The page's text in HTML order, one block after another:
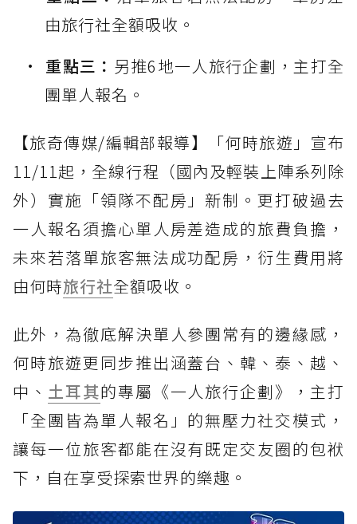
由旅行社全額吸收。
重點三： 另推6地一人旅行企劃，主打全
團單人報名。
【旅奇傳媒/編輯部報導】「何時旅遊」宣布
11/11起，全線行程（國內及輕裝上陣系列除
外）實施「領隊不配房」新制。更打破過去
一人報名須擔心單人房差造成的旅費負擔，
未來若落單旅客無法成功配房，衍生費用將
由何時旅行社全額吸收。
此外，為徹底解決單人參團常有的邊緣感，
何時旅遊更同步推出涵蓋台、韓、泰、越、
中、 土耳其的專屬《一人旅行企劃》，主打
「全團皆為單人報名」的無壓力社交模式，
讓每一位旅客都能在沒有既定交友圈的包袱
下，自在享受探索世界的樂趣。